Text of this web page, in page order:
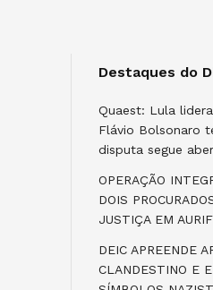
Destaques do
Quaest: Lula
Flávio Bolsonaro
disputa segue
OPERAÇÃO
DOIS
JUSTIÇA EM
DEIC APREENDE
CLANDESTINO E